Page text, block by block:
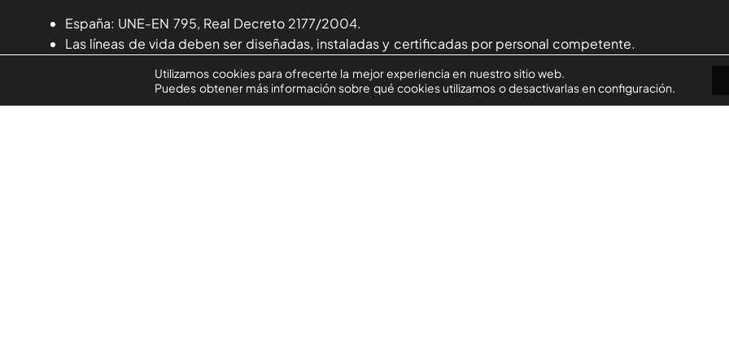
España: UNE-EN 795, Real Decreto 2177/2004.
Las líneas de vida deben ser diseñadas, instaladas y certificadas por personal competente.
Buenas prácticas
Utilizamos cookies para ofrecerte la mejor experiencia en nuestro sitio web.
Puedes obtener más información sobre qué cookies utilizamos o desactivarlas en configuración.